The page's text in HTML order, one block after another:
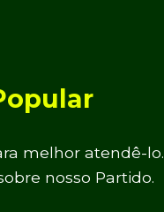
melhor atendê-lo.
nosso Partido.